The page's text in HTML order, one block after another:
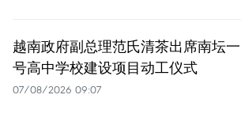
越南政府副总理范氏清茶出席南坛一
号高中学校建设项目动工仪式
07/08/2026 09:07